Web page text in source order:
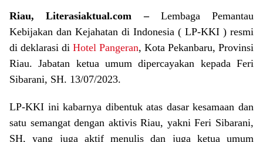
Riau, Literasiaktual.com –Lembaga Pemantau
Kebijakan dan Kejahatan di Indonesia ( LP-KKI ) resmi
di deklarasi di Hotel Pangeran, Kota Pekanbaru, Provinsi
Riau. Jabatan ketua umum dipercayakan kepada Feri
Sibarani, SH. 13/07/2023.
LP-KKI ini kabarnya dibentuk atas dasar kesamaan dan
satu semangat dengan aktivis Riau, yakni Feri Sibarani,
SH, yang juga aktif menulis dan juga ketua umum